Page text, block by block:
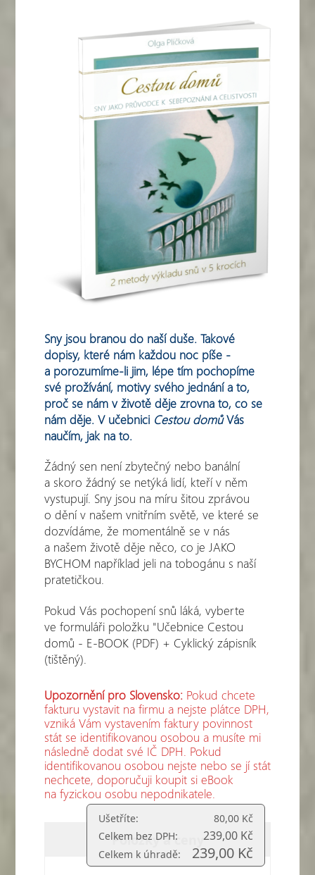
Sny jsou branou do naší duše. Takové
dopisy, které nám každou noc píše -
a porozumíme-li jim, lépe tím pochopíme
své prožívání, motivy svého jednání a to,
proč se nám v životě děje zrovna to, co se
nám děje. V učebnici Cestou domůVás
naučím, jak na to.
Žádný sen není zbytečný nebo banální
a skoro žádný se netýká lidí, kteří v něm
vystupují. Sny jsou na míru šitou zprávou
o dění v našem vnitřním světě, ve které se
dozvídáme, že momentálně se v nás
a našem životě děje něco, co je JAKO
BYCHOM například jeli na tobogánu s naší
pratetičkou.
Pokud Vás pochopení snů láká, vyberte
ve formuláři položku "Učebnice Cestou
domů - E-BOOK (PDF) + Cyklický zápisník
(tištěný).
Upozornění pro Slovensko:Pokud chcete
fakturu vystavit na firmu a nejste plátce DPH,
vzniká Vám vystavením faktury povinnost
stát se identifikovanou osobou a musíte mi
následně dodat své IČ DPH. Pokud
identifikovanou osobou nejste nebo se jí stát
nechcete, doporučuji koupit si eBook
na fyzickou osobu nepodnikatele.
Položky a ceny
Ušetříte:
80,00 Kč
Celkem bez DPH:
239,00 Kč
Celkem k úhradě: 239,00 Kč